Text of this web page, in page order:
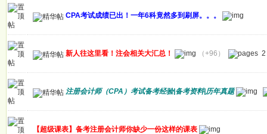
CPA考试成绩已出！一年6科竟然多到刷屏。。。
新人往这里看！注会相关大汇总！ （+96） 2
注册会计师（CPA）考试备考经验|备考资料|历年真题
【超级课表】备考注册会计师你缺少一份这样的课表